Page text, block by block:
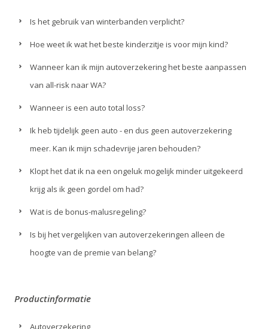
Is het gebruik van winterbanden verplicht?
Hoe weet ik wat het beste kinderzitje is voor mijn kind?
Wanneer kan ik mijn autoverzekering het beste aanpassen
van all-risk naar WA?
Wanneer is een auto total loss?
Ik heb tijdelijk geen auto - en dus geen autoverzekering
meer. Kan ik mijn schadevrije jaren behouden?
Klopt het dat ik na een ongeluk mogelijk minder uitgekeerd
krijg als ik geen gordel om had?
Wat is de bonus-malusregeling?
Is bij het vergelijken van autoverzekeringen alleen de
hoogte van de premie van belang?
Productinformatie
Autoverzekering